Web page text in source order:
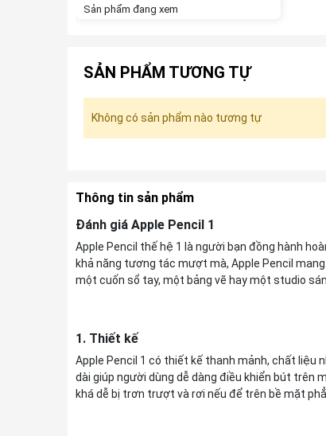
Sản phẩm đang xem
SẢN PHẨM TƯƠNG TỰ
Không có sản phẩm nào tương tự
Thông tin sản phẩm
Đánh giá Apple Pencil 1
Apple Pencil thế hệ 1 là người bạn đồng hành
khả năng tương tác mượt mà, Apple Pencil
một cuốn sổ tay, một bảng vẽ hay một studio
1. Thiết kế
Apple Pencil 1 có thiết kế thanh mảnh, chất liệu
dài giúp người dùng dễ dàng điều khiển bút trên
khá dễ bị trơn trượt và rơi nếu để trên bề mặt